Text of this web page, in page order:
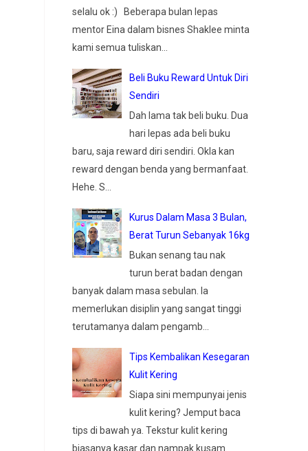
selalu ok :) Beberapa bulan lepas
mentor Eina dalam bisnes Shaklee minta
kami semua tuliskan...
Beli Buku Reward Untuk Diri
Sendiri
Dah lama tak beli buku. Dua
hari lepas ada beli buku
baru, saja reward diri sendiri. Okla kan
reward dengan benda yang bermanfaat.
Hehe. S...
Kurus Dalam Masa 3 Bulan,
Berat Turun Sebanyak 16kg
Bukan senang tau nak
turun berat badan dengan
banyak dalam masa sebulan. Ia
memerlukan disiplin yang sangat tinggi
terutamanya dalam pengamb...
Tips Kembalikan Kesegaran
Kulit Kering
Siapa sini mempunyai jenis
kulit kering? Jemput baca
tips di bawah ya. Tekstur kulit kering
biasanya kasar dan nampak kusam.